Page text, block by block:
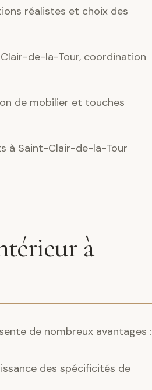
réalistes et choix des
de-la-Tour, coordination
de mobilier et touches
à Saint-Clair-de-la-Tour
à
de nombreux avantages :
des spécificités de